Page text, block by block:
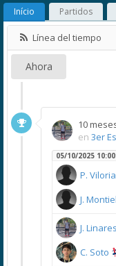
Início Partidos
Línea del tiempo
Ahora
10
en 3er
05/10/2025
P. Viloria
J. Montiel
J. Linares
C. Soto